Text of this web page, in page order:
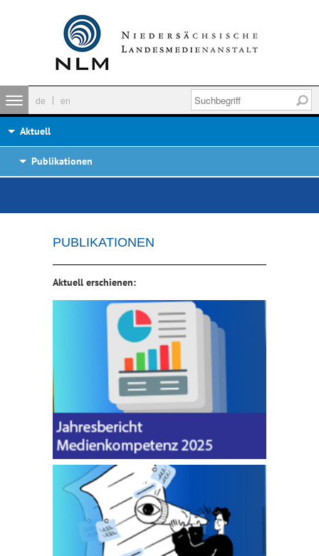
de en
Aktuell
Publikationen
PUBLIKATIONEN
Aktuell erschienen: